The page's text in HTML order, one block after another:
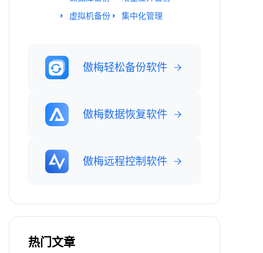
虚拟机备份
集中化管理
傲梅轻松备份软件
傲梅数据恢复软件
傲梅远程控制软件
热门文章